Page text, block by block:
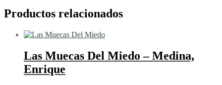
Productos relacionados
Las Muecas Del Miedo – Medina,
Enrique